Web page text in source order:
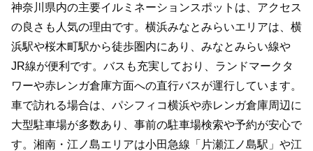
神奈川県内の主要イルミネーションスポットは、アクセス
の良さも人気の理由です。横浜みなとみらいエリアは、横
浜駅や桜木町駅から徒歩圏内にあり、みなとみらい線や
JR線が便利です。バスも充実しており、ランドマークタ
ワーや赤レンガ倉庫方面への直行バスが運行しています。
車で訪れる場合は、パシフィコ横浜や赤レンガ倉庫周辺に
大型駐車場が多数あり、事前の駐車場検索や予約が安心で
す。湘南・江ノ島エリアは小田急線「片瀬江ノ島駅」や江